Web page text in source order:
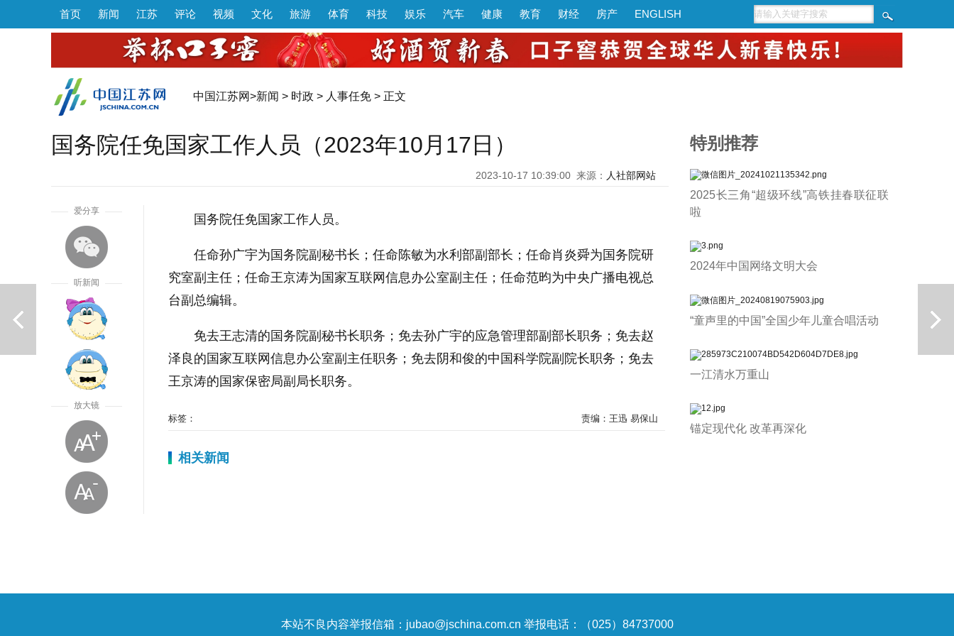
首页 新闻 江苏 评论 视频 文化 旅游 体育 科技 娱乐 汽车 健康 教育 财经 房产 ENGLISH
中国江苏网>新闻 > 时政 > 人事任免 > 正文
国务院任免国家工作人员（2023年10月17日）
2023-10-17 10:39:00 来源： 人社部网站
爱分享
听新闻
放大镜
国务院任免国家工作人员。
任命孙广宇为国务院副秘书长；任命陈敏为水利部副部长；任命肖炎舜为国务院研
究室副主任；任命王京涛为国家互联网信息办公室副主任；任命范昀为中央广播电视总
台副总编辑。
免去王志清的国务院副秘书长职务；免去孙广宇的应急管理部副部长职务；免去赵
泽良的国家互联网信息办公室副主任职务；免去阴和俊的中国科学院副院长职务；免去
王京涛的国家保密局副局长职务。
标签： 责编：王迅 易保山
相关新闻
特别推荐
2025长三角“超级环线”高铁挂春联征联
啦
2024年中国网络文明大会
“童声里的中国”全国少年儿童合唱活动
一江清水万重山
锚定现代化 改革再深化
本站不良内容举报信箱：jubao@jschina.com.cn 举报电话：（025）84737000